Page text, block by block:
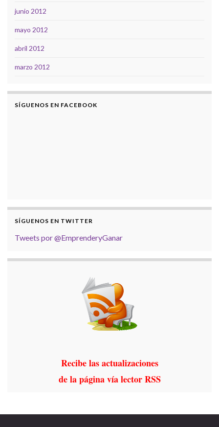
junio 2012
mayo 2012
abril 2012
marzo 2012
SÍGUENOS EN FACEBOOK
SÍGUENOS EN TWITTER
Tweets por @EmprenderyGanar
Recibe las actualizaciones
de la página vía lector RSS